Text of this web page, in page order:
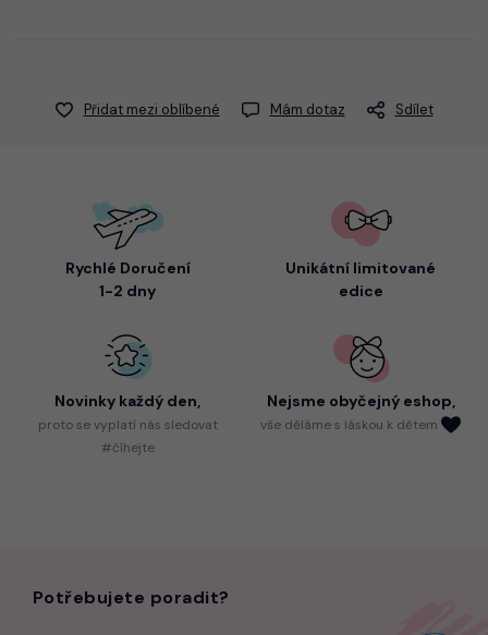
Přidat mezi oblíbené Mám dotaz Sdílet
Rychlé Doručení
1-2 dny
Unikátní limitované
edice
Novinky každý den,
protose vyplatí nás sledovat
#číhejte
Nejsme obyčejný eshop,
vše děláme s láskou k dětem
Potřebujete poradit?